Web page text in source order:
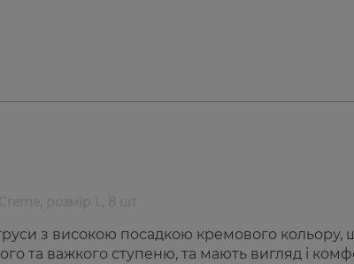
з високою посадкою кремового кольору,
та важкого ступеню, та мають вигляд і